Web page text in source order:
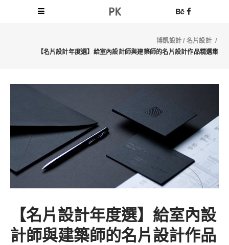
博凱設計 / 名片設計 /
【名片設計年度選】給室內設計師與建築師的名片設計作品精選集
【名片設計年度選】給室內設
計師與建築師的名片設計作品